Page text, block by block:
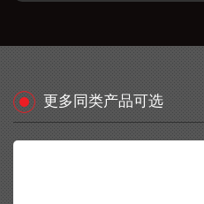
更多同类产品可选